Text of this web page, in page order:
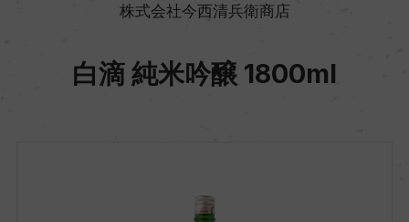
株式会社今西清兵衛商店
白滴 純米吟醸 1800ml